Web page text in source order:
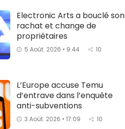
Electronic Arts a bouclé son
rachat et change de
propriétaires
5 Août. 2026 • 9:44 10
L’Europe accuse Temu
d’entrave dans l’enquête
anti-subventions
3 Août. 2026 • 17:09 10